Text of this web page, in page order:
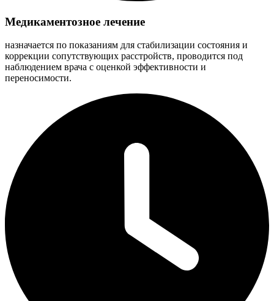
Медикаментозное лечение
назначается по показаниям для стабилизации состояния и
коррекции сопутствующих расстройств, проводится под
наблюдением врача с оценкой эффективности и
переносимости.